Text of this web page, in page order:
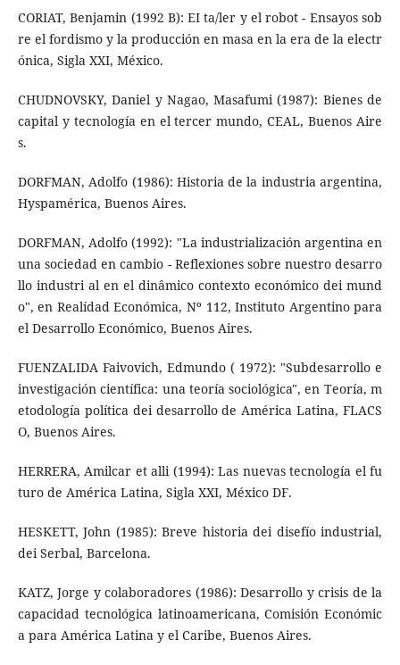
CORIAT, Benjamin (1992 B): EI ta/ler y el robot - Ensayos sob
re el fordismo y la producción en masa en la era de la electr
ónica, Sigla XXI, México.
CHUDNOVSKY, Daniel y Nagao, Masafumi (1987): Bienes de
capital y tecnología en el tercer mundo, CEAL, Buenos Aire
s.
DORFMAN, Adolfo (1986): Historia de la industria argentina,
Hyspamérica, Buenos Aires.
DORFMAN, Adolfo (1992): "La industrialización argentina en
una sociedad en cambio - Reflexiones sobre nuestro desarro
llo industri­ al en el dinâmico contexto económico dei mund
o", en Realídad Económica, Nº 112, Instituto Argentino para
el Desarrollo Económico, Buenos Aires.
FUENZALIDA Faivovich, Edmundo ( 1972): "Subdesarrollo e
investigación científica: una teoría sociológica", en Teoría, m
etodología política dei desarrollo de América Latina, FLACS
O, Buenos Aires.
HERRERA, Amilcar et alli (1994): Las nuevas tecnología el fu
turo de América Latina, Sigla XXI, México DF.
HESKETT, John (1985): Breve historia dei disefío industrial,
dei Serbal, Barcelona.
KATZ, Jorge y colaboradores (1986): Desarrollo y crisis de la
capacidad tecnológica latinoamericana, Comisión Económic
a para América Latina y el Caribe, Buenos Aires.